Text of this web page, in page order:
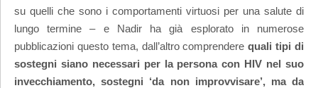
su quelli che sono i comportamenti virtuosi per una salute di
lungo termine – e Nadir ha già esplorato in numerose
pubblicazioni questo tema, dall’altro comprenderequali tipi di
sostegni siano necessari per la persona con HIV nel suo
invecchiamento, sostegni ‘da non improvvisare’, ma da